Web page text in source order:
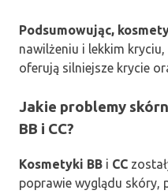
Podsumowując,
nawilżeniu i lekkim
oferują silniejsze krycie
Jakie problemy
BB i CC?
Kosmetyki BB i CC
poprawie wyglądu skóry,